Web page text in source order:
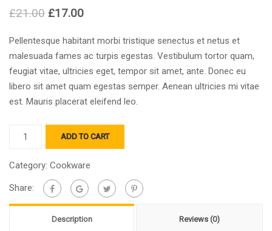
£21.00 £17.00
Pellentesque habitant morbi tristique senectus et netus et
malesuada fames ac turpis egestas. Vestibulum tortor quam,
feugiat vitae, ultricies eget, tempor sit amet, ante. Donec eu
libero sit amet quam egestas semper. Aenean ultricies mi vitae
est. Mauris placerat eleifend leo.
Cup
break
ADD TO CART
Category: Cookware
Share:
Description Reviews (0)